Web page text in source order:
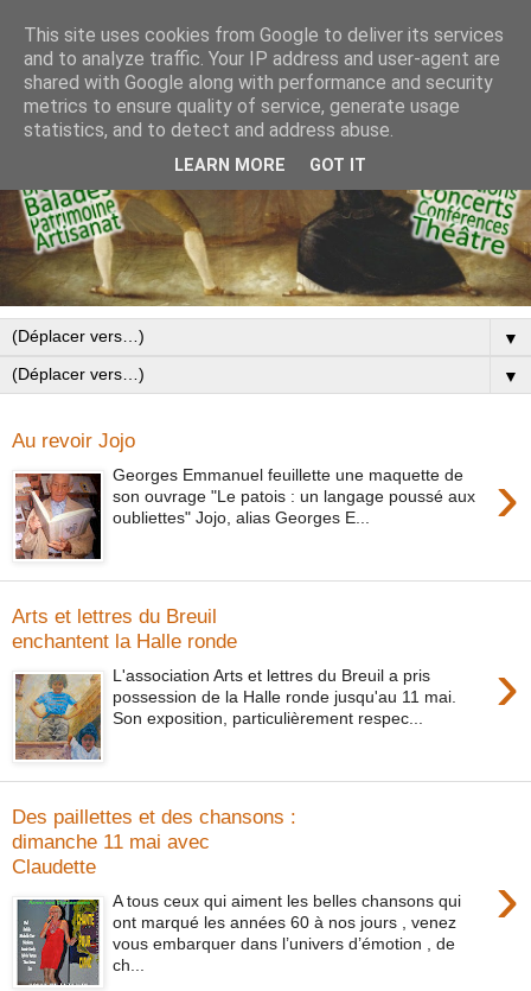
▼
▼
Au revoir Jojo
›
Georges Emmanuel feuillette une maquette de
son ouvrage "Le patois : un langage poussé aux
oubliettes" Jojo, alias Georges E...
Arts et lettres du Breuil
enchantent la Halle ronde
›
L'association Arts et lettres du Breuil a pris
possession de la Halle ronde jusqu'au 11 mai.
Son exposition, particulièrement respec...
Des paillettes et des chansons :
dimanche 11 mai avec
Claudette
›
A tous ceux qui aiment les belles chansons qui
ont marqué les années 60 à nos jours , venez
vous embarquer dans l’univers d’émotion , de
ch...
This site uses cookies from Google to deliver its services
and to analyze traffic. Your IP address and user-agent are
shared with Google along with performance and security
metrics to ensure quality of service, generate usage
statistics, and to detect and address abuse.
LEARN MORE GOT IT